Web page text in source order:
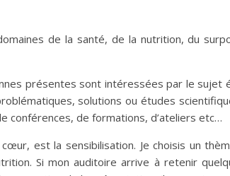
de la santé, de la nutrition, du
présentes sont intéressées par le sujet
solutions ou études
conférences, de formations, d’ateliers etc…
est la sensibilisation. Je choisis un
Si mon auditoire arrive à retenir